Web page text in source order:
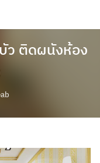
ว ติดผนังห้อง